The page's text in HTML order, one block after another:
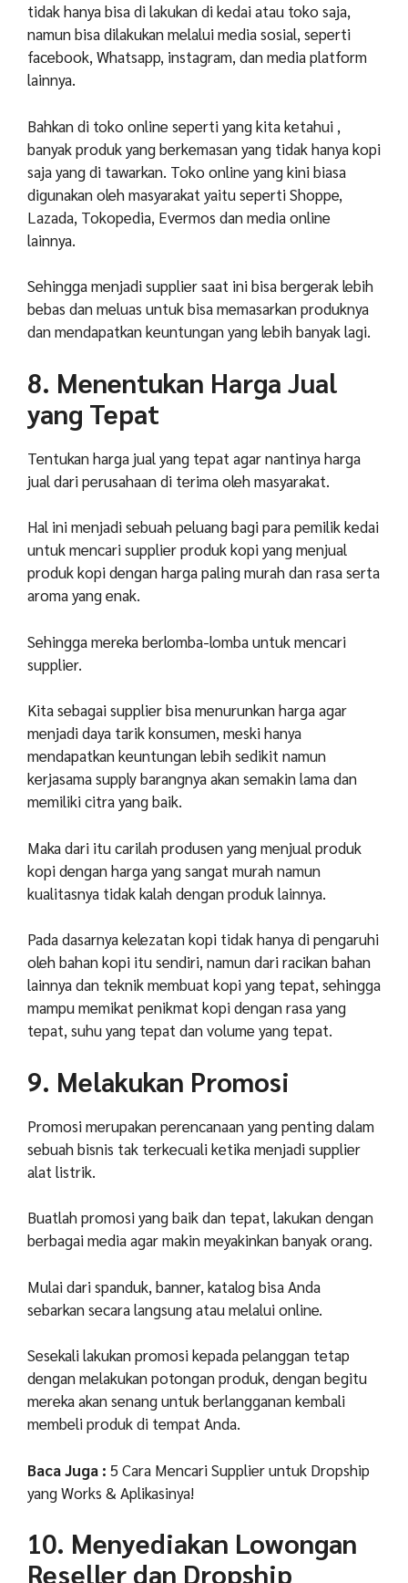
tidak hanya bisa di lakukan di kedai atau toko saja,
namun bisa dilakukan melalui media sosial, seperti
facebook, Whatsapp, instagram, dan media platform
lainnya.
Bahkan di toko online seperti yang kita ketahui ,
banyak produk yang berkemasan yang tidak hanya kopi
saja yang di tawarkan. Toko online yang kini biasa
digunakan oleh masyarakat yaitu seperti Shoppe,
Lazada, Tokopedia, Evermos dan media online
lainnya.
Sehingga menjadi supplier saat ini bisa bergerak lebih
bebas dan meluas untuk bisa memasarkan produknya
dan mendapatkan keuntungan yang lebih banyak lagi.
8. Menentukan Harga Jual
yang Tepat
Tentukan harga jual yang tepat agar nantinya harga
jual dari perusahaan di terima oleh masyarakat.
Hal ini menjadi sebuah peluang bagi para pemilik kedai
untuk mencari supplier produk kopi yang menjual
produk kopi dengan harga paling murah dan rasa serta
aroma yang enak.
Sehingga mereka berlomba-lomba untuk mencari
supplier.
Kita sebagai supplier bisa menurunkan harga agar
menjadi daya tarik konsumen, meski hanya
mendapatkan keuntungan lebih sedikit namun
kerjasama supply barangnya akan semakin lama dan
memiliki citra yang baik.
Maka dari itu carilah produsen yang menjual produk
kopi dengan harga yang sangat murah namun
kualitasnya tidak kalah dengan produk lainnya.
Pada dasarnya kelezatan kopi tidak hanya di pengaruhi
oleh bahan kopi itu sendiri, namun dari racikan bahan
lainnya dan teknik membuat kopi yang tepat, sehingga
mampu memikat penikmat kopi dengan rasa yang
tepat, suhu yang tepat dan volume yang tepat.
9. Melakukan Promosi
Promosi merupakan perencanaan yang penting dalam
sebuah bisnis tak terkecuali ketika menjadi supplier
alat listrik.
Buatlah promosi yang baik dan tepat, lakukan dengan
berbagai media agar makin meyakinkan banyak orang.
Mulai dari spanduk, banner, katalog bisa Anda
sebarkan secara langsung atau melalui online.
Sesekali lakukan promosi kepada pelanggan tetap
dengan melakukan potongan produk, dengan begitu
mereka akan senang untuk berlangganan kembali
membeli produk di tempat Anda.
Baca Juga : 5 Cara Mencari Supplier untuk Dropship
yang Works & Aplikasinya!
10. Menyediakan Lowongan
Reseller dan Dropship